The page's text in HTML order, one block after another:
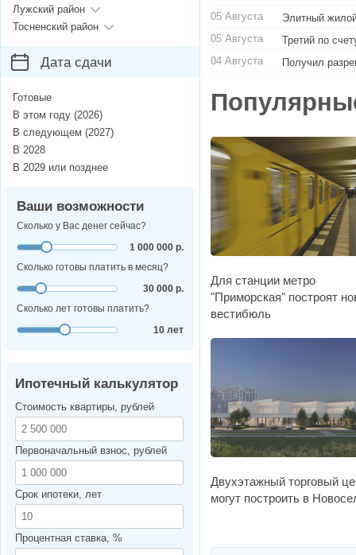
05 Августа
Элитный
05 Августа
Третий по
04 Августа
Получил
Для станции метро
"Приморская" построят
вестибюль
Двухэтажный торговый
могут построить в
Лужский район
Тосненский район
Дата сдачи
Готовые
В этом году (2026)
В следующем (2027)
В 2028
В 2029 или позднее
Ваши возможности
Сколько у Вас денег сейчас?
1 000 000 р.
Сколько готовы платить в месяц?
30 000 р.
Сколько лет готовы платить?
10 лет
Ипотечный калькулятор
Стоимость квартиры, рублей
Первоначальный взнос, рублей
Срок ипотеки, лет
Процентная ставка, %